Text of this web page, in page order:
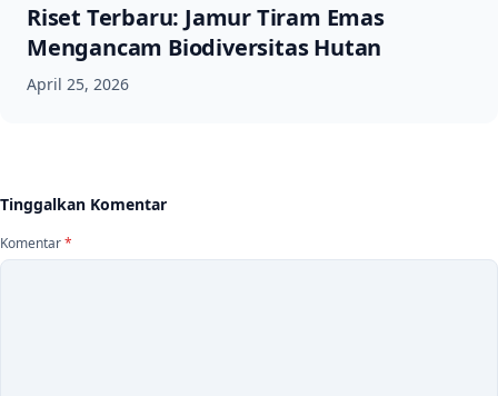
Riset Terbaru: Jamur Tiram Emas
Mengancam Biodiversitas Hutan
April 25, 2026
Tinggalkan Komentar
Komentar*